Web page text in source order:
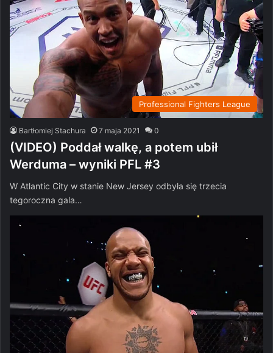
Professional Fighters League
Bartłomiej Stachura 7 maja 2021 0
(VIDEO) Poddał walkę, a potem ubił
Werduma – wyniki PFL #3
W Atlantic City w stanie New Jersey odbyła się trzecia
tegoroczna gala…